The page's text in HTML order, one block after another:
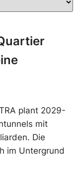
plant 2029-
mit
Die
im Untergrund